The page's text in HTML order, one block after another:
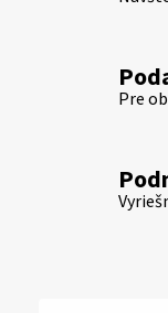
Pre